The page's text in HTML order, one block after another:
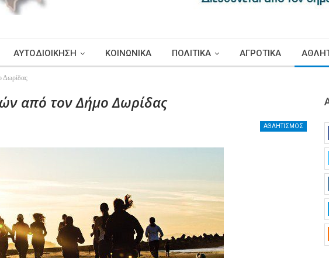
ΑΥΤΟΔΙΟΙΚΗΣΗ ΚΟΙΝΩΝΙΚΑ ΠΟΛΙΤΙΚΑ ΑΓΡΟΤΙΚΑ
Δωρίδας
από τον Δήμο Δωρίδας
ΑΘΛΗΤΙΣΜΟΣ